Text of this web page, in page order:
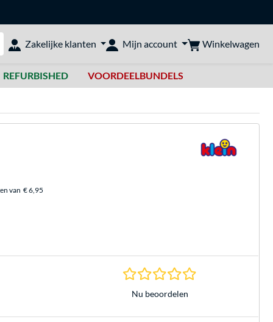
doorzoeken
Zakelijke klanten Mijn account Winkelwagen
REFURBISHED VOORDEELBUNDELS
van € 6,95
0.0 sterren
Nu beoordelen